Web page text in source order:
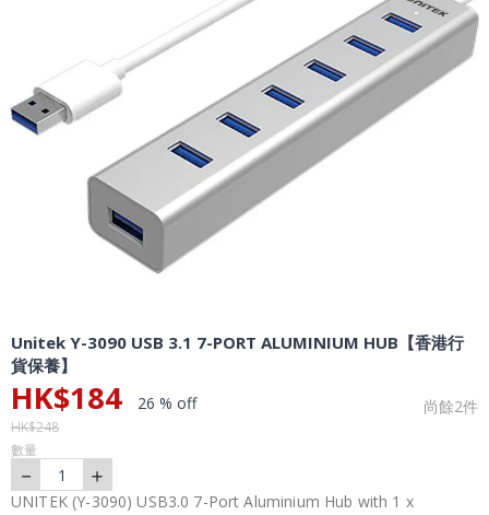
Unitek Y-3090 USB 3.1 7-PORT ALUMINIUM HUB【香港行
貨保養】
HK$184 26 % off 尚餘2件
HK$248
數量
－ 1 ＋
UNITEK (Y-3090) USB3.0 7-Port Aluminium Hub with 1 x